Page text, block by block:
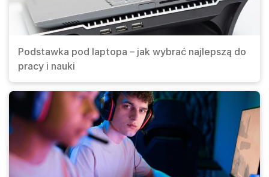
Podstawka pod laptopa – jak wybrać najlepszą do
pracy i nauki